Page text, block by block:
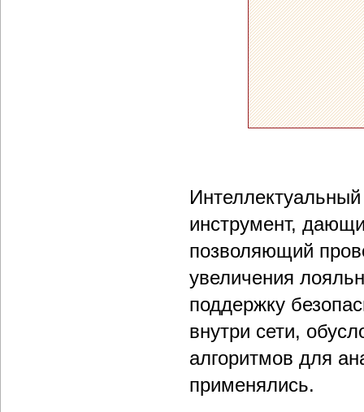
инструмент,
позволяющий
увеличения
поддержку
внутри сети,
алгоритмов для
применялись.